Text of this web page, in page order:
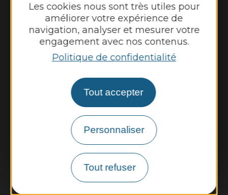
Les cookies nous sont très utiles pour
améliorer votre expérience de
navigation, analyser et mesurer votre
engagement avec nos contenus.
Politique de confidentialité
Tout accepter
Personnaliser
Tout refuser
Lundi : 9h - 12h
Mardi : 9h - 12h et 14h - 17h
Mercredi : 9h - 12h
Jeudi : 9h - 12h et 14h - 17h
Vendredi : 9h - 12h
Nous contacter